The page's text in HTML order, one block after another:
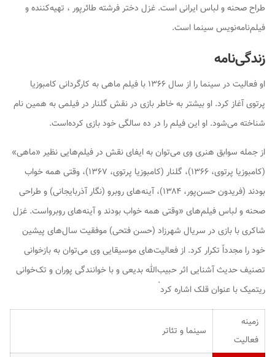
طراح صحنه و لباس ایرانی است. غزل دختر فرشته طائرپور ، تهیه‌کننده و
فیلم‌نامه‌نویس سینما است.
زندگی‌نامه
او فعالیت در سینما را از سال ۱۳۶۶ با فیلم ماهیبه کارگردانی کامبوزیا
پرتوی آغاز کرد. او بیشتر به خاطر بازی در نقش گلنار در فیلمی به همین نام
شناخته می‌شود. او این فیلم را در ده سالگی خود بازی کرده‌است.
از جمله سوابق هنری وی می‌توان به ایفای نقش در فیلم‌هایی نظیر «ماهی»
(کامبوزیا پرتوی، ۱۳۶۶)،
گلنار (کامبوزیا پرتوی، ۱۳۶۷)،
وقتی همه خواب
بودند (فریدون حسن‌پور، ۱۳۸۴)، آینه‌های روبرو (نگار آذربایجانی) و طراحی
صحنه و لباس فیلم‌های «وقتی همه خواب بودندوآینه‌های روبرواست. غزل
شاکری با بازی در سریال شهرزاد (حسن فتحی) موفقیت سال‌های پیشین
خود را مجدداً تکرار کرد. از فعالیت‌های موسیقایی وی می‌توان به بازخوانی
تصنیفحدیث آشناییاثر حبیب‌الله بدیعی و با خوانندگی پوران و تک‌خوانی
ریتمیک با عنوانقلکاشاره کرد
.
زمینه
فعالیت
سینما و تئاتر